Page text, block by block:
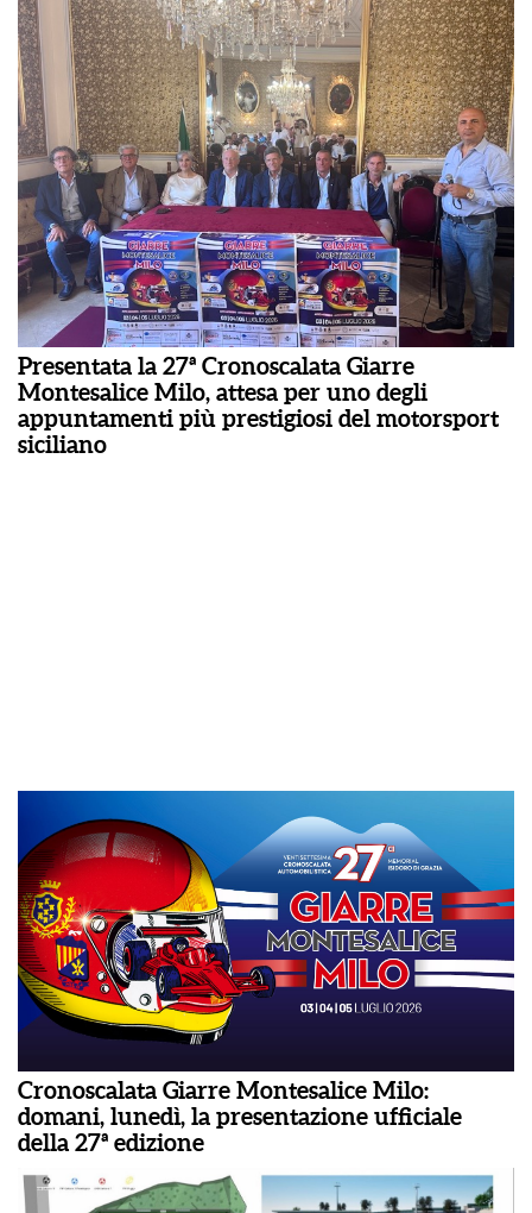
Presentata la 27ª Cronoscalata Giarre
Montesalice Milo, attesa per uno degli
appuntamenti più prestigiosi del motorsport
siciliano
Cronoscalata Giarre Montesalice Milo:
domani, lunedì, la presentazione ufficiale
della 27ª edizione